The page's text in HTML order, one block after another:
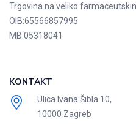
Trgovina na veliko
OIB:65566857995
MB:05318041
KONTAKT
Ulica Ivana Šibla 10,
10000 Zagreb